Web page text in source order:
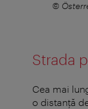
©
Strada
Cea mai
o distanță